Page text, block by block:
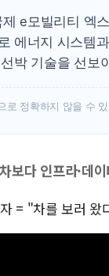
e모빌리티 엑
에너지 시스템
박 기술을 선보
로 정확하지 않을 수
보다 인프라·데
= "차를 보러